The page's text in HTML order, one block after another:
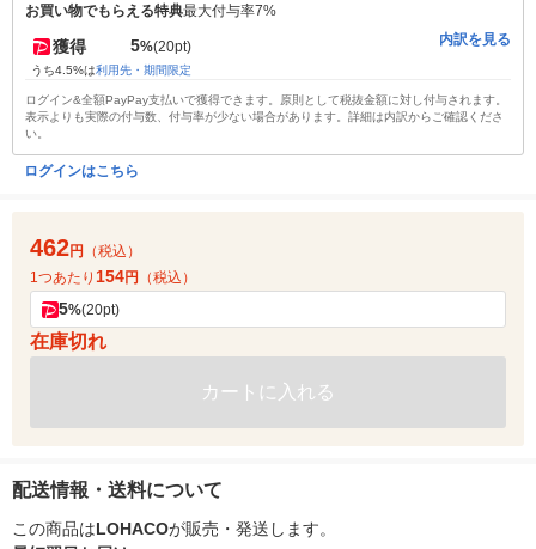
お買い物でもらえる特典最大付与率7%
獲得 5%(20pt)
うち4.5%は利用先・期間限定
内訳を見る
ログイン&全額PayPay支払いで獲得できます。原則として税抜金額に対し付与されます。
表示よりも実際の付与数、付与率が少ない場合があります。詳細は内訳からご確認くださ
い。
ログインはこちら
462円
（税込）
1つあたり 154円 （税込）
5%(20pt)
在庫切れ
カートに入れる
配送情報・送料について
この商品はLOHACOが販売・発送します。